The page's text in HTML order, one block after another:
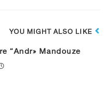
YOU MIGHT ALSO LIKE
Mandouze”